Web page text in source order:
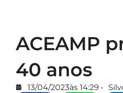
ACEAMP
40 anos
13/04/2023às 14:29 •